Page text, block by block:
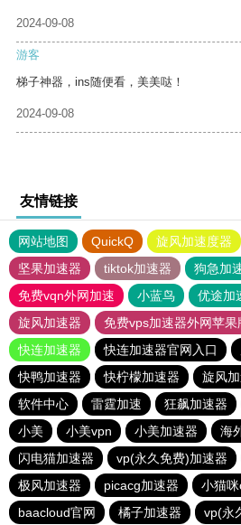
2024-09-08
游客
梯子神器，ins随便看，美美哒！
2024-09-08
友情链接
网站地图 QuickQ 旋风加速度器
坚果加速器
tiktok加速器
狗急加
免费vqn外网加速
小蓝鸟 优途加
旋风加速器
免费vps加速器外网苹果
快连加速器
快连加速器官网入口
快鸭加速器
快柠檬加速器 旋风
软件中心
雷霆加速 狂飙加速器
小美
小美vpn 小美加速器
海
闪电猫加速器
vp(永久免费)加速器
极风加速器
picacg加速器
小猫
baacloud官网
橘子加速器 vp(永